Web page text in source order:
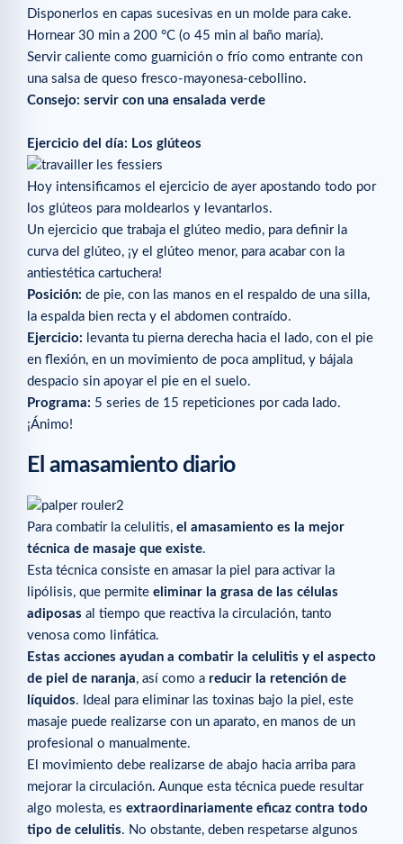
Disponerlos en capas sucesivas en un molde para cake.
Hornear 30 min a 200 °C (o 45 min al baño maría).
Servir caliente como guarnición o frío como entrante con
una salsa de queso fresco-mayonesa-cebollino.
Consejo: servir con una ensalada verde
Ejercicio del día: Los glúteos
Hoy intensificamos el ejercicio de ayer apostando todo por
los glúteos para moldearlos y levantarlos.
Un ejercicio que trabaja el glúteo medio, para definir la
curva del glúteo, ¡y el glúteo menor, para acabar con la
antiestética cartuchera!
Posición: de pie, con las manos en el respaldo de una silla,
la espalda bien recta y el abdomen contraído.
Ejercicio: levanta tu pierna derecha hacia el lado, con el pie
en flexión, en un movimiento de poca amplitud, y bájala
despacio sin apoyar el pie en el suelo.
Programa: 5 series de 15 repeticiones por cada lado.
¡Ánimo!
El amasamiento diario
Para combatir la celulitis, el amasamiento es la mejor
técnica de masaje que existe.
Esta técnica consiste en amasar la piel para activar la
lipólisis, que permite eliminar la grasa de las células
adiposas al tiempo que reactiva la circulación, tanto
venosa como linfática.
Estas acciones ayudan a combatir la celulitis y el aspecto
de piel de naranja, así como a reducir la retención de
líquidos. Ideal para eliminar las toxinas bajo la piel, este
masaje puede realizarse con un aparato, en manos de un
profesional o manualmente.
El movimiento debe realizarse de abajo hacia arriba para
mejorar la circulación. Aunque esta técnica puede resultar
algo molesta, es extraordinariamente eficaz contra todo
tipo de celulitis. No obstante, deben respetarse algunos